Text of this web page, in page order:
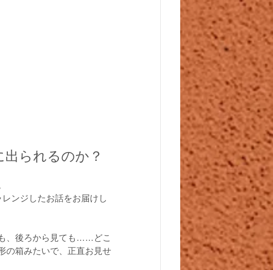
られるのか？
ンジしたお話をお届けし
、後ろから見ても……どこ
の箱みたいで、正直お見せ